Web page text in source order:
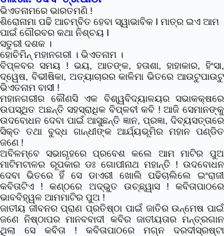
ଭିଏତନାମରେ ଭାରତମଣି !
ଶିରୋନାମା ପଢି ଆଚମ୍ବିତ ହେବା ସ୍ୱାଭାବିକ I ମାତ୍ର ଇଏ ଆମ
ପାଇଁ ଗୌରବର କଥା ନିଶ୍ଚୟ I
ସତୁରୀ ଦଶକ ।
ହୋଚିମିନ୍ ମହାନଗରୀ । ଭିଏତନାମ ।
ବିପ୍ଳବର ସମୟ ! ଭୟ, ଆତଙ୍କ, ହତାଶା, ହାହାକାର, ହିଂସା,
ଦ୍ୱେଷ, ବିଭୀଷିକା, ଅତ୍ୟାଚାରର କାଳିମା ଭିତରେ ଆଉଟୁପାଉଟୁ
ଭିଏତନାମ ବାସୀ !
ମହାନଗରୀର କୌଣସି ଏକ ବିଶ୍ୱବିଦ୍ୟାଳୟର ସଭାକକ୍ଷରେ
ଉପସ୍ଥିତ ଅଛନ୍ତି ସହସ୍ରାଧିକ ବିପ୍ଳବୀ କବି ! ଆଜି ସେମାନଙ୍କୁ
ଉଦବୋଧନ ଦେବା ପାଇଁ ଆସୁଛନ୍ତି ଜ୍ଞାନ, ପ୍ରଜ୍ଞା, ଦିବ୍ୟସତ୍ତାରେ
ସିକ୍ତ ତଥା ବୁଦ୍ଧ ଗାନ୍ଧୀଙ୍କ ଆର୍ଯ୍ୟଭୂମିର ମହାନ ପଣ୍ଡିତ
ଜଣେ !
ଅବିଳମ୍ବେ ସଭାଗୃହରେ ପ୍ରବେଶ କଲେ ଆମ ମାଟିର ପୁଅ
ମାଟିମଟାଳର ରୂପକାର ଡଃ ଗୋପୀନାଥ ମହାନ୍ତି ! ଉଦବୋଧନ
ଦେବା ଭିତରେ ହିଁ ସେ ଡାଏରୀ ଖୋଲି ପଢିଚାଲିଲେ ଇଂରାଜୀ
କବିତାଟିଏ ! କଣ୍ଠରେ ଅଦ୍ଭୁତ ଉଚ୍ଛ୍ୱାସ ! କବିତାପାଠରେ
ଭାବବିହ୍ୱଳ ଆମମାଟିର ପୁଅ !
ଜାତୀୟ ଜୀବନର ପ୍ରାଣ ପ୍ରତିଷ୍ଠା ପାଇଁ ଜାତିର ଉନ୍ମେଷ ପାଇଁ
ଜଣେ ନିଷ୍ଠାପର ମାନବବାଦୀ କବିର ଜାତୀୟତାର ମନ୍ତ୍ରଗାନ
ଥିଲା ସେ କବିତା ! କବିତାପାଠରେ ମଗ୍ନ ଦରଦୀସ୍ରଷ୍ଟା